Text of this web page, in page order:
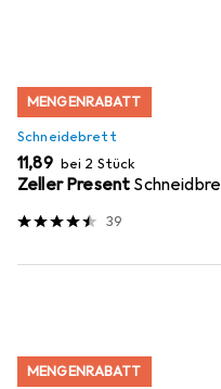
MENGENRABATT
Schneidebrett
EUR
11,89 bei 2 Stück
Zeller Present
39
MENGENRABATT